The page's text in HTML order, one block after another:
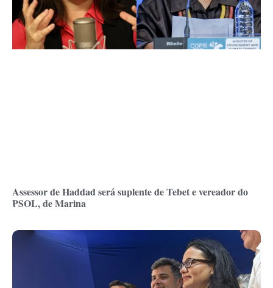
Assessor de Haddad será suplente de Tebet e vereador do
PSOL, de Marina